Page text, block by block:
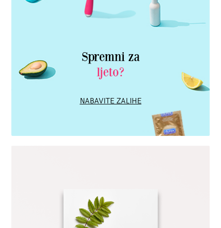
Spremni za
ljeto?
NABAVITE ZALIHE